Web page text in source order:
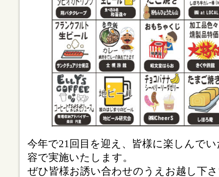
今年で21回目を迎え、皆様に楽しんで
容で実施いたします。
ぜひ皆様お誘い合わせのうえお越し下